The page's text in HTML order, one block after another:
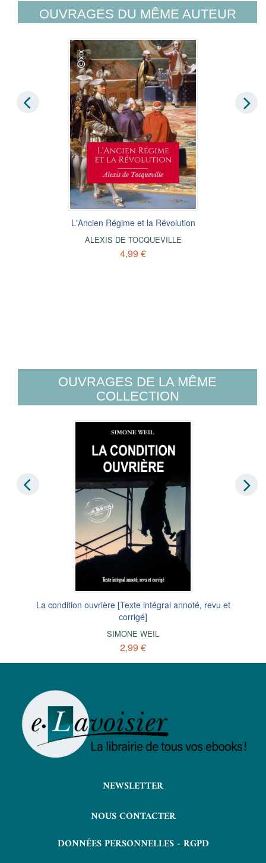
OUVRAGES DU MÊME AUTEUR
L'Ancien Régime et la Révolution
ALEXIS DE TOCQUEVILLE
4,99 €
OUVRAGES DE LA MÊME
COLLECTION
La condition ouvrière [Texte intégral annoté, revu et
corrigé]
SIMONE WEIL
2,99 €
NEWSLETTER
NOUS CONTACTER
DONNÉES PERSONNELLES - RGPD